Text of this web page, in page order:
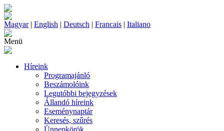
Magyar| English | Deutsch | Francais | Italiano
Menü
Híreink
Programajánló
Beszámolóink
Legutóbbi bejegyzések
Állandó híreink
Eseménynaptár
Keresés, szűrés
Ünnepkörök